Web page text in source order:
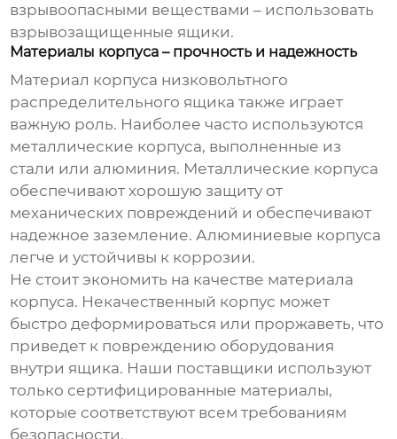
взрывоопасными веществами – использовать
взрывозащищенные ящики.
Материалы корпуса – прочность и надежность
Материал корпуса низковольтного
распределительного ящика также играет
важную роль. Наиболее часто используются
металлические корпуса, выполненные из
стали или алюминия. Металлические корпуса
обеспечивают хорошую защиту от
механических повреждений и обеспечивают
надежное заземление. Алюминиевые корпуса
легче и устойчивы к коррозии.
Не стоит экономить на качестве материала
корпуса. Некачественный корпус может
быстро деформироваться или проржаветь, что
приведет к повреждению оборудования
внутри ящика. Наши поставщики используют
только сертифицированные материалы,
которые соответствуют всем требованиям
безопасности.